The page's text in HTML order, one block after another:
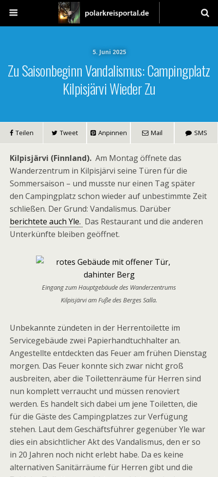
5. Juni 2025
Zu Saisonbeginn Vandalismus: Campingplatz
Kilpisjärvi Wieder Zu
Teilen Tweet Anpinnen Mail SMS
Kilpisjärvi (Finnland). Am Montag öffnete das
Wanderzentrum in Kilpisjärvi seine Türen für die
Sommersaison – und musste nur einen Tag später
den Campingplatz schon wieder auf unbestimmte Zeit
schließen. Der Grund: Vandalismus. Darüber
berichtete auch Yle. Das Restaurant und die anderen
Unterkünfte bleiben geöffnet.
Eingang zum Hauptgebäude des Wanderzentrums
Kilpisjärvi am Fuße des Berges Salla.
Unbekannte zündeten in der Herrentoilette im
Servicegebäude zwei Papierhandtuchhalter an.
Angestellte entdeckten das Feuer am frühen Dienstag
morgen. Das Feuer konnte sich zwar nicht groß
ausbreiten, aber die Toilettenräume für Herren sind
nun komplett verraucht und müssen renoviert
werden. Es handelt sich dabei um jene Toiletten, die
für die Gäste des Campingplatzes zur Verfügung
stehen. Laut dem Geschäftsführer gegenüber Yle war
dies ein absichtlicher Akt des Vandalismus, den er so
in 20 Jahren noch nicht erlebt habe. Da es keine
alternativen Sanitärräume für Herren gibt und die